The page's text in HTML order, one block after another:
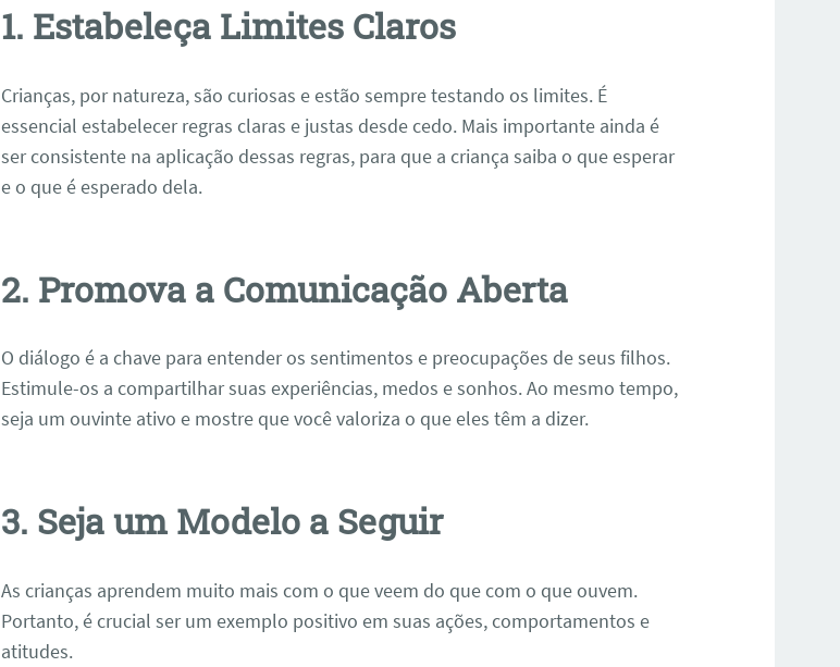
1. Estabeleça Limites Claros
Crianças, por natureza, são curiosas e estão sempre testando os limites. É
essencial estabelecer regras claras e justas desde cedo. Mais importante ainda é
ser consistente na aplicação dessas regras, para que a criança saiba o que esperar
e o que é esperado dela.
2. Promova a Comunicação Aberta
O diálogo é a chave para entender os sentimentos e preocupações de seus filhos.
Estimule-os a compartilhar suas experiências, medos e sonhos. Ao mesmo tempo,
seja um ouvinte ativo e mostre que você valoriza o que eles têm a dizer.
3. Seja um Modelo a Seguir
As crianças aprendem muito mais com o que veem do que com o que ouvem.
Portanto, é crucial ser um exemplo positivo em suas ações, comportamentos e
atitudes.